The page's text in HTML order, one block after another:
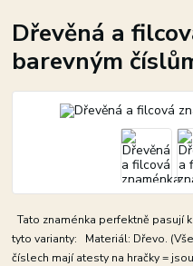
Dřevěná a
barevným
Tato znaménka perfektně
tyto varianty: Materiál: Dřevo.
číslech mají atesty na hračky =